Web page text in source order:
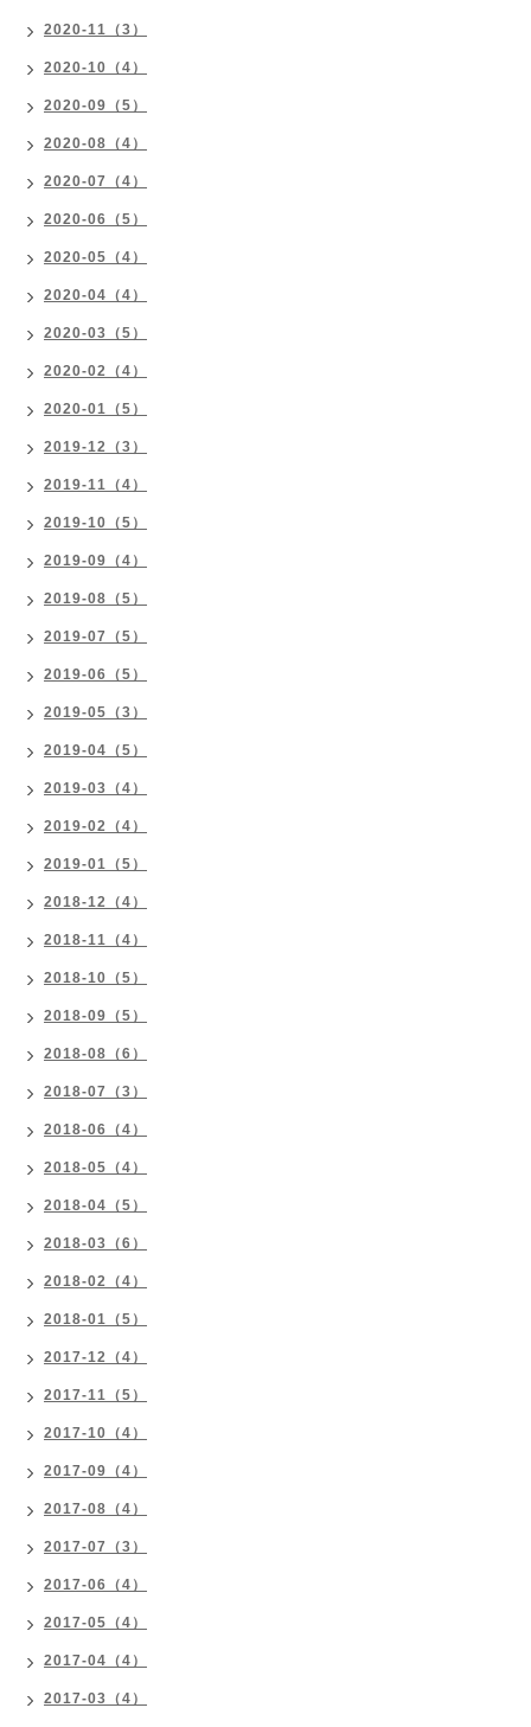
2020-11（3）
2020-10（4）
2020-09（5）
2020-08（4）
2020-07（4）
2020-06（5）
2020-05（4）
2020-04（4）
2020-03（5）
2020-02（4）
2020-01（5）
2019-12（3）
2019-11（4）
2019-10（5）
2019-09（4）
2019-08（5）
2019-07（5）
2019-06（5）
2019-05（3）
2019-04（5）
2019-03（4）
2019-02（4）
2019-01（5）
2018-12（4）
2018-11（4）
2018-10（5）
2018-09（5）
2018-08（6）
2018-07（3）
2018-06（4）
2018-05（4）
2018-04（5）
2018-03（6）
2018-02（4）
2018-01（5）
2017-12（4）
2017-11（5）
2017-10（4）
2017-09（4）
2017-08（4）
2017-07（3）
2017-06（4）
2017-05（4）
2017-04（4）
2017-03（4）